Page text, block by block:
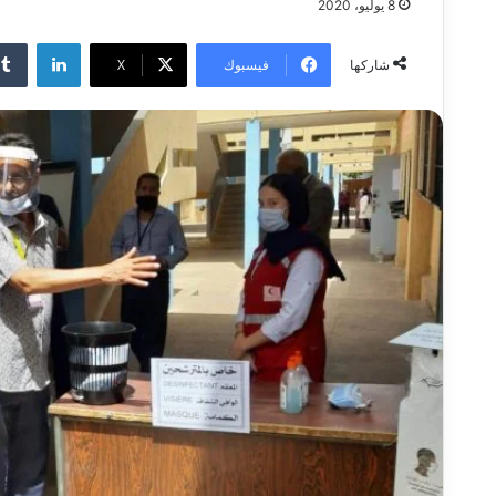
8 يوليو، 2020
شاركها فيسبوك ‫X